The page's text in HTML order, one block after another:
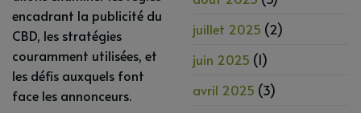
encadrant la publicité du
CBD, les stratégies
couramment utilisées, et
les défis auxquels font
face les annonceurs.
juillet 2025 (2)
juin 2025 (1)
avril 2025 (3)